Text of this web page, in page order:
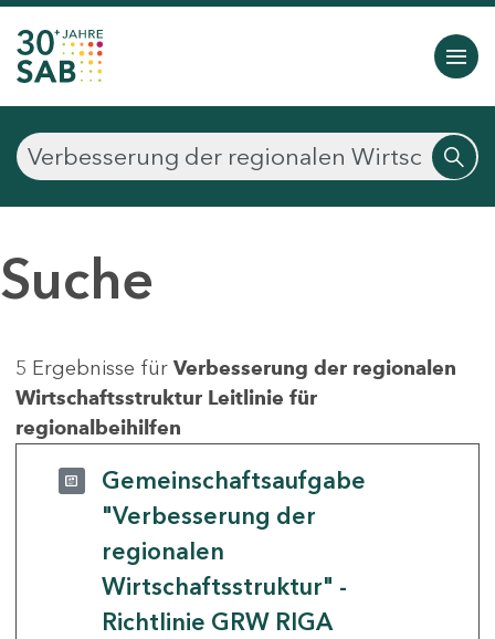
Suche
5 Ergebnisse für Verbesserung der regionalen
Wirtschaftsstruktur Leitlinie für
regionalbeihilfen
Gemeinschaftsaufgabe
"Verbesserung der
regionalen
Wirtschaftsstruktur" -
Richtlinie GRW RIGA